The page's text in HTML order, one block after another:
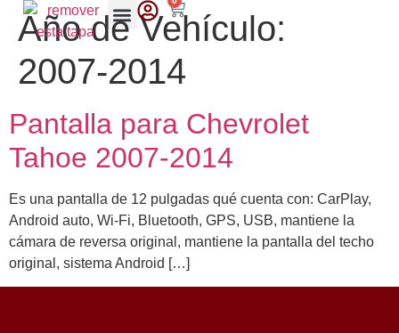
Año de Vehículo:
2007-2014
Pantalla para Chevrolet
Tahoe 2007-2014
Es una pantalla de 12 pulgadas qué cuenta con: CarPlay,
Android auto, Wi-Fi, Bluetooth, GPS, USB, mantiene la
cámara de reversa original, mantiene la pantalla del techo
original, sistema Android […]